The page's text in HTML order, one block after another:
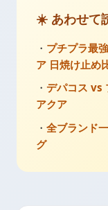
☀️ あわせて
・ プチプラ最
ア 日焼け止め
・ デパコス vs
アクア
・ 全ブランド
グ